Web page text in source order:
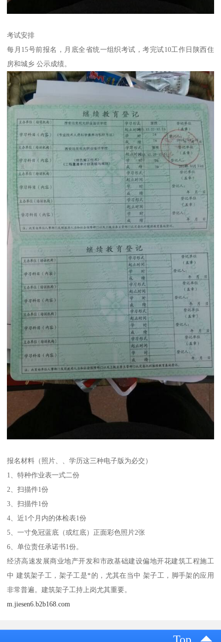
考试安排
每月15号前报名，月底全省统一组织考试，考完试10工作日陕西住
房和城乡 公示成绩。
报名材料（照片、、学历这三种电子版为必交）
1、特种作业表一式二份
2、扫描件1份
3、扫描件1份
4、近1个月内的体检表1份
5、一寸免冠蓝底（或红底）正面彩色照片2张
6、单位责任承诺书1份。
经济高速发展商业地产开发和市政基础建设偏地开花建筑工程施工
中 建筑架子工，架子工是*的，尤其在当中 架子工，脚手架的应用
非常普遍。建筑架子工持上岗尤其重要。
m.jiesen6.b2b168.com